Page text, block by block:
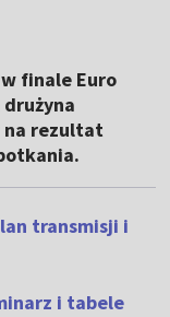
finale Euro
drużyna
na rezultat
transmisji i
i tabele